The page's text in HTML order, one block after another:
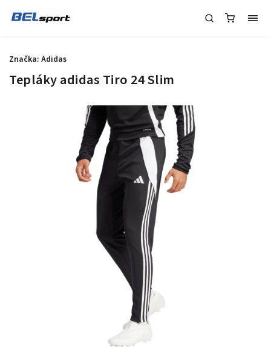
Tepláky adidas Tiro 24 Slim
Značka: Adidas